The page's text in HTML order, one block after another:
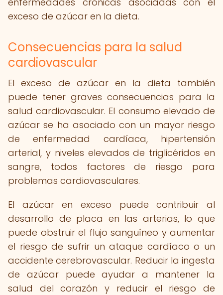
exceso de azúcar en la dieta.
Consecuencias para la salud
cardiovascular
El exceso de azúcar en la dieta también
puede tener graves consecuencias para la
salud cardiovascular. El consumo elevado de
azúcar se ha asociado con un mayor riesgo
de enfermedad cardíaca, hipertensión
arterial, y niveles elevados de triglicéridos en
sangre, todos factores de riesgo para
problemas cardiovasculares.
El azúcar en exceso puede contribuir al
desarrollo de placa en las arterias, lo que
puede obstruir el flujo sanguíneo y aumentar
el riesgo de sufrir un ataque cardíaco o un
accidente cerebrovascular. Reducir la ingesta
de azúcar puede ayudar a mantener la
salud del corazón y reducir el riesgo de